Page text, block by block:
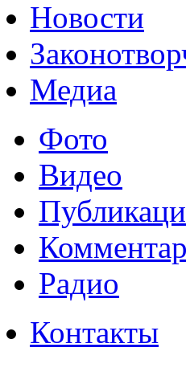
Новости
Медиа
Фото
Видео
Радио
Контакты